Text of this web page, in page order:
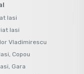
Iasi
Iasi
Vladimirescu
Copou
Gara